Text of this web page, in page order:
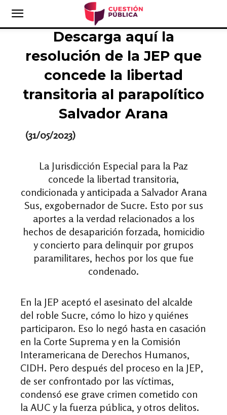
Descarga aquí la
resolución de la JEP que
concede la libertad
transitoria al parapolítico
Salvador Arana
(31/05/2023)
La Jurisdicción Especial para la Paz
concede la libertad transitoria,
condicionada y anticipada a Salvador Arana
Sus, exgobernador de Sucre. Esto por sus
aportes a la verdad relacionados a los
hechos de desaparición forzada, homicidio
y concierto para delinquir por grupos
paramilitares, hechos por los que fue
condenado.
En la JEP aceptó el asesinato del alcalde
del roble Sucre, cómo lo hizo y quiénes
participaron. Eso lo negó hasta en casación
en la Corte Suprema y en la Comisión
Interamericana de Derechos Humanos,
CIDH. Pero después del proceso en la JEP,
de ser confrontado por las víctimas,
condensó ese grave crimen cometido con
la AUC y la fuerza pública, y otros delitos.